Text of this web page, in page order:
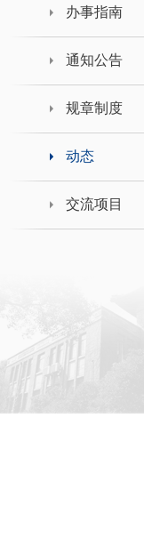
办事指南
通知公告
规章制度
动态
交流项目